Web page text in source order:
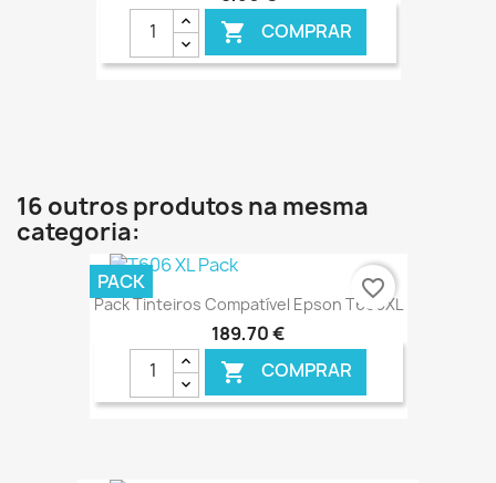
 COMPRAR
16 outros produtos na mesma
categoria:
Pack Tinteiros Compatível Epson T606XL
189,70 €
 COMPRAR
PACK favorite_border